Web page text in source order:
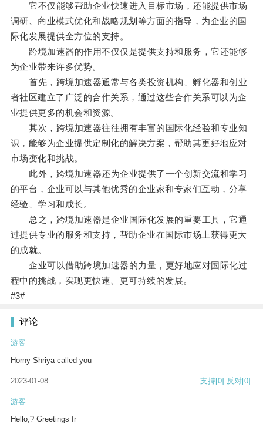
它不仅能够帮助企业快速进入目标市场，还能提供市场
调研、商业模式优化和战略规划等方面的指导，为企业的国
际化发展提供全方位的支持。
跨境加速器的作用不仅仅是提供支持和服务，它还能够
为企业带来许多优势。
首先，跨境加速器通常与各类投资机构、孵化器和创业
者社区建立了广泛的合作关系，通过这些合作关系可以为企
业提供更多的机会和资源。
其次，跨境加速器往往拥有丰富的国际化经验和专业知
识，能够为企业提供定制化的解决方案，帮助其更好地应对
市场变化和挑战。
此外，跨境加速器还为企业提供了一个创新交流和学习
的平台，企业可以与其他优秀的企业家和专家们互动，分享
经验、学习和成长。
总之，跨境加速器是企业国际化发展的重要工具，它通
过提供专业的服务和支持，帮助企业在国际市场上获得更大
的成就。
企业可以借助跨境加速器的力量，更好地应对国际化过
程中的挑战，实现更快速、更可持续的发展。
#3#
评论
游客
Horny Shriya called you
2023-01-08 支持[0] 反对[0]
游客
Hello,? Greetings fr